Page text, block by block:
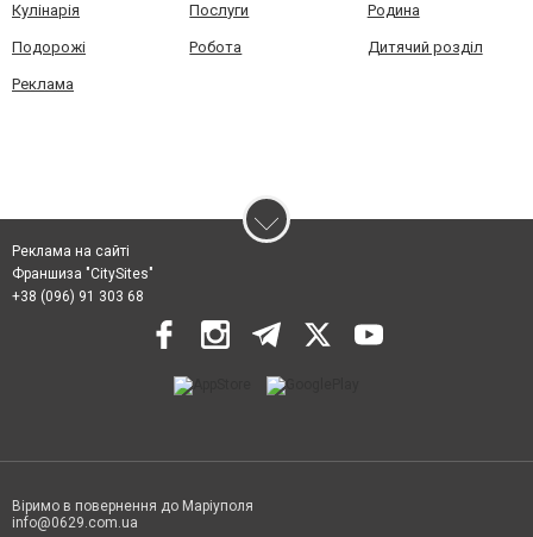
Кулінарія Послуги Родина
Подорожі Робота Дитячий розділ
Реклама
Реклама на сайті
Франшиза "CitySites"
+38 (096) 91 303 68
Віримо в повернення до Маріуполя
info@0629.com.ua